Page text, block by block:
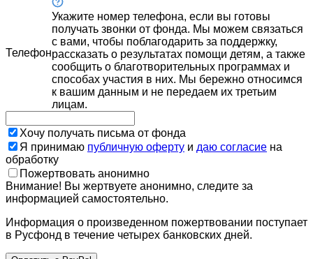
Телефон
Укажите номер телефона, если вы готовы
получать звонки от фонда. Мы можем связаться
с вами, чтобы поблагодарить за поддержку,
рассказать о результатах помощи детям, а также
сообщить о благотворительных программах и
способах участия в них. Мы бережно относимся
к вашим данным и не передаем их третьим
лицам.
Хочу получать письма от фонда
Я принимаю публичную оферту и даю согласие на
обработку
Пожертвовать анонимно
Внимание! Вы жертвуете анонимно, следите за
информацией самостоятельно.
Информация о произведенном пожертвовании поступает
в Русфонд в течение четырех банковских дней.